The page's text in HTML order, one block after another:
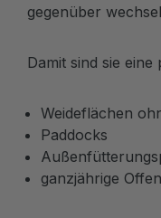
gegenüber
Damit sind sie
Weideflächen
Paddocks
ganzjährige